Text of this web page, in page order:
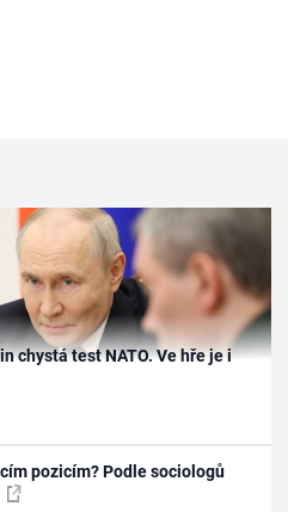
chystá test NATO. Ve hře je i
pozicím? Podle sociologů